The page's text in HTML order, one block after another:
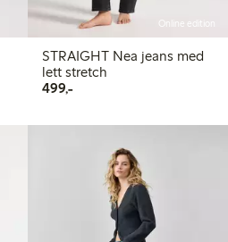
Online edition
STRAIGHT Nea jeans med
lett stretch
499,-499,00 kr